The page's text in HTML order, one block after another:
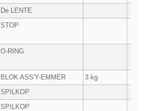
De LENTE
STOP
O-RING
BLOK ASS'Y-EMMER 3 kg
SPILKOP
SPILKOP